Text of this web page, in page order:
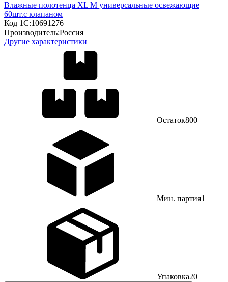
Влажные полотенца XL М универсальные освежающие
60шт.с клапаном
Код 1С:10691276
Производитель:Россия
Другие характеристики
Остаток800
Мин. партия1
Упаковка20